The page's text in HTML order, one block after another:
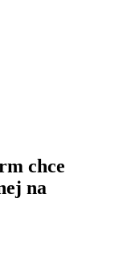
chce
na